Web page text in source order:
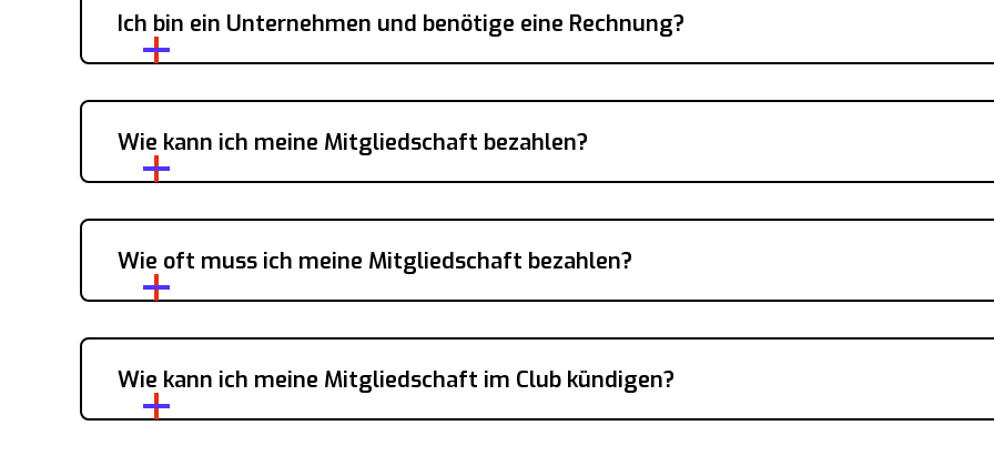
Ich bin ein Unternehmen und benötige eine Rechnung?
Wie kann ich meine Mitgliedschaft bezahlen?
Wie oft muss ich meine Mitgliedschaft bezahlen?
Wie kann ich meine Mitgliedschaft im Club kündigen?